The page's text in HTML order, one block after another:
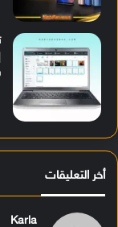
أخر التعليقات
Karla